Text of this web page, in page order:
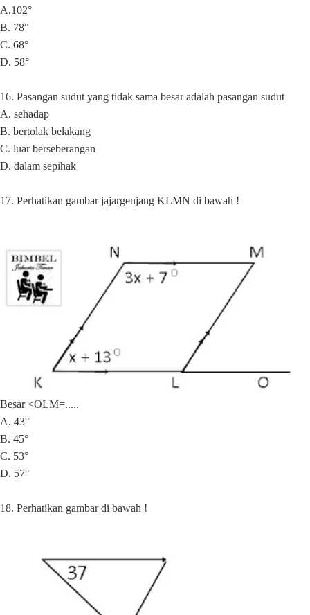
A.102°
B. 78°
C. 68°
D. 58°
16. Pasangan sudut yang tidak sama besar adalah pasangan sudut
A. sehadap
B. bertolak belakang
C. luar berseberangan
D. dalam sepihak
17. Perhatikan gambar jajargenjang KLMN di bawah !
Besar <OLM=.....
A. 43°
B. 45°
C. 53°
D. 57°
18. Perhatikan gambar di bawah !